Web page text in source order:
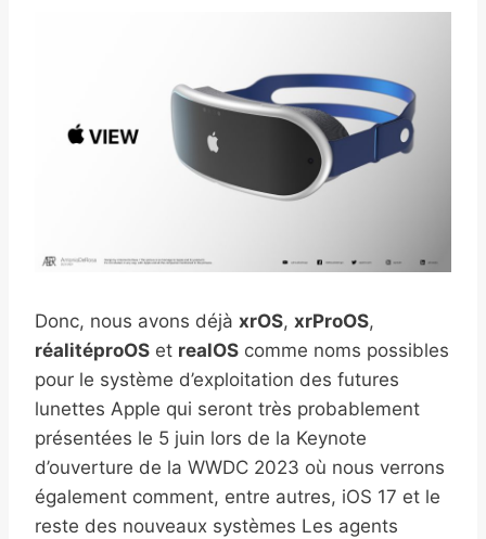
Donc, nous avons déjà xrOS, xrProOS,
réalitéproOS et realOS comme noms possibles
pour le système d’exploitation des futures
lunettes Apple qui seront très probablement
présentées le 5 juin lors de la Keynote
d’ouverture de la WWDC 2023 où nous verrons
également comment, entre autres, iOS 17 et le
reste des nouveaux systèmes Les agents